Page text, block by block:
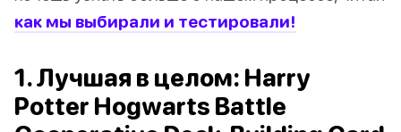
как мы выбирали и тестировали!
1. Лучшая в целом: Harry
Potter Hogwarts Battle